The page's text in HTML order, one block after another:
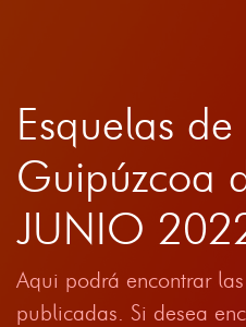
Esquelas
Guipúzcoa
JUNIO
Aqui podrá encontrar
publicadas. Si desea